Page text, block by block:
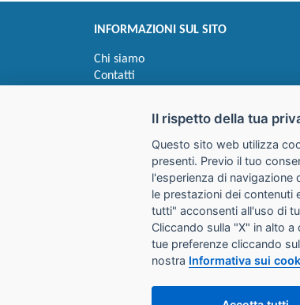
INFORMAZIONI SUL SITO
Chi siamo
Contatti
Impostazioni cookie
I prezzi indicati si intendono IVA esclusa
GALIMBERTI
Via Giovanni
Email:
Il rispetto della tua
Questo sito web utilizza
presenti. Previo il tuo
l'esperienza di
le prestazioni dei contenuti
tutti" acconsenti all'uso di
Cliccando sulla "X" in alto
tue preferenze cliccando
nostra Informativa sui